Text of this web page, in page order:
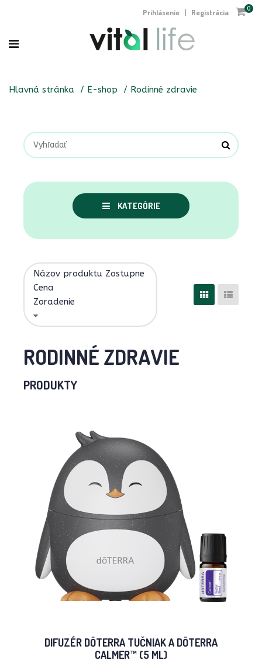
Prihlásenie | Registrácia 0
Hlavná stránka E-shop Rodinné zdravie
KATEGÓRIE
Názov produktu Zostupne
Cena
Zoradenie
RODINNÉ ZDRAVIE
PRODUKTY
DIFUZÉR DŌTERRA TUČNIAK A DŌTERRA
CALMER™ (5 ML)